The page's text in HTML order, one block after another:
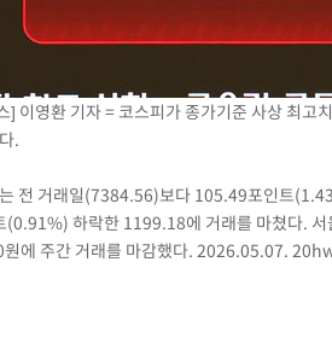
] 이영환 기자 = 코스피가 종가기준 사상 최고
.
전 거래일(7384.56)보다 105.49포인트
(0.91%) 하락한 1199.18에 거래를 마쳤다.
에 주간 거래를 마감했다. 2026.05.07.